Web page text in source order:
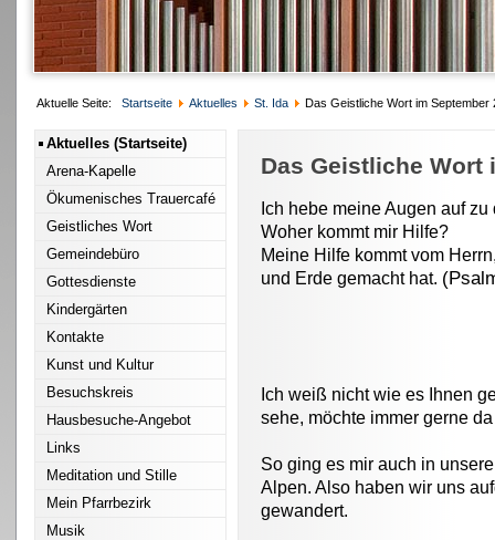
Aktuelle Seite: Startseite Aktuelles St. Ida Das Geistliche Wort im September
Aktuelles (Startseite)
Arena-Kapelle
Ökumenisches Trauercafé
Geistliches Wort
Gemeindebüro
Gottesdienste
Kindergärten
Kontakte
Kunst und Kultur
Besuchskreis
Hausbesuche-Angebot
Links
Meditation und Stille
Mein Pfarrbezirk
Musik
Das Geistliche Wort
Ich hebe meine Augen auf
Woher kommt mir Hilfe?
Meine Hilfe kommt vom
und Erde gemacht hat.
Ich weiß nicht wie es Ihnen
sehe, möchte immer gerne
So ging es mir auch in
Alpen. Also haben wir uns
gewandert.